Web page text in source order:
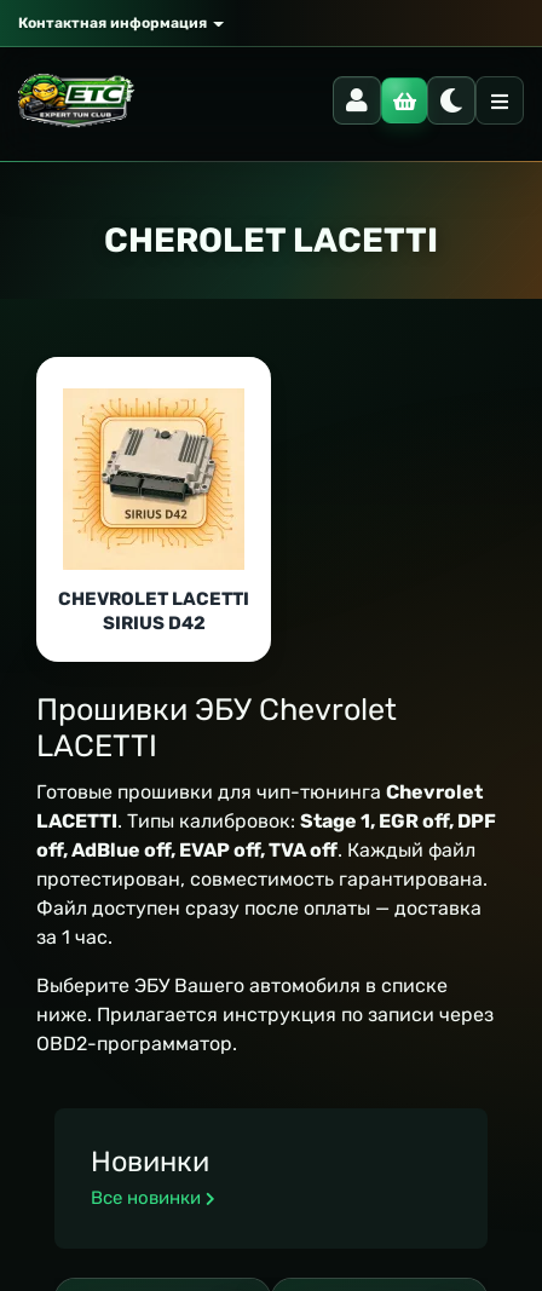
Контактная информация
CHEROLET LACETTI
CHEVROLET LACETTI
SIRIUS D42
Прошивки ЭБУ Chevrolet
LACETTI
Готовые прошивки для чип-тюнинга Chevrolet
LACETTI. Типы калибровок: Stage 1, EGR off, DPF
off, AdBlue off, EVAP off, TVA off. Каждый файл
протестирован, совместимость гарантирована.
Файл доступен сразу после оплаты — доставка
за 1 час.
Выберите ЭБУ Вашего автомобиля в списке
ниже. Прилагается инструкция по записи через
OBD2-программатор.
Новинки
Все новинки